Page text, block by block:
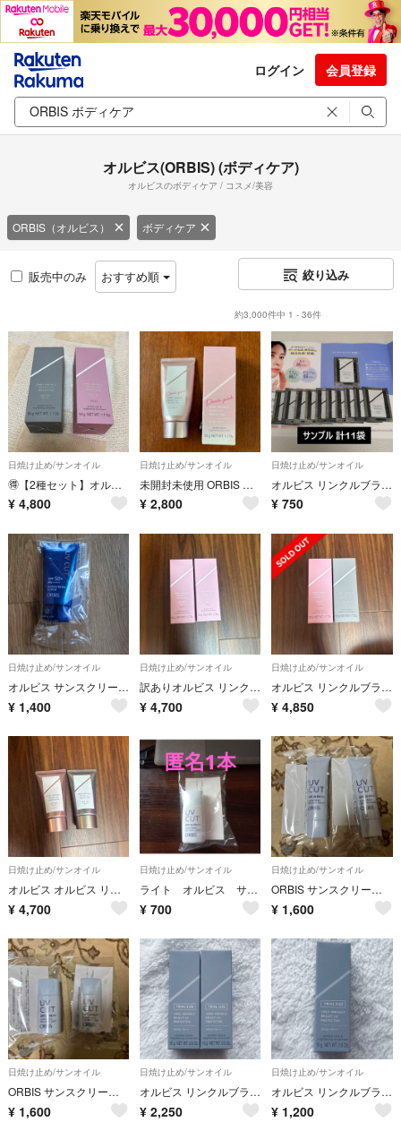
ログイン 会員登録
オルビス(ORBIS) (ボディケア)
オルビスのボディケア / コスメ/美容
ORBIS（オルビス） ボディケア
販売中のみ おすすめ順 絞り込み
約3,000件中 1 - 36件
日焼け止め/サンオイル
🉐【2種セット】オルビス リンクルブライトUVプロテクター N 通常色 ローズ
¥ 4,800
日焼け止め/サンオイル
未開封未使用 ORBIS リンクルブライトUVプロテクター ピーチピンク
¥ 2,800
日焼け止め/サンオイル
オルビス リンクルブライトUVプロテクター N（通常色） サンプル 11個
¥ 750
日焼け止め/サンオイル
オルビス サンスクリーン スーパー 日焼け止めジェル 50g
¥ 1,400
日焼け止め/サンオイル
訳ありオルビス リンクルブライトUVプロテクター N 医薬部外品 ローズ 無香料 50g
¥ 4,700
日焼け止め/サンオイル
オルビス リンクルブライトUVプロテクター N 医薬部外品 ローズ 無香料 50g
¥ 4,850
日焼け止め/サンオイル
オルビス オルビス リンクル ブライト UV プロテクター N 医薬部外品 本体/しっとり/無香料 50g
¥ 4,700
日焼け止め/サンオイル
ライト オルビス サンスクリーン ポーラ 株主優待 wG
¥ 700
日焼け止め/サンオイル
ORBIS サンスクリーン R オンフェイス モイスト 35g
¥ 1,600
日焼け止め/サンオイル
ORBIS サンスクリーン R オンフェイス ライト 28ml
¥ 1,600
日焼け止め/サンオイル
オルビス リンクルブライトUVプロテクター トライアルサイズ 15g 日焼け止め 2個セット
¥ 2,250
日焼け止め/サンオイル
オルビス リンクルブライトUVプロテクター トライアルサイズ 15g 日焼け止め
¥ 1,200